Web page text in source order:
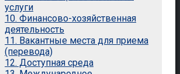
услуги
10. Финансово-хозяйственная
деятельность
11. Вакантные места для приема
(перевода)
12. Доступная среда